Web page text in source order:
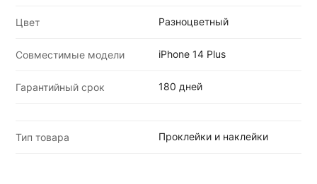
Цвет Разноцветный
Совместимые модели iPhone 14 Plus
Гарантийный срок 180 дней
Тип товара Проклейки и наклейки